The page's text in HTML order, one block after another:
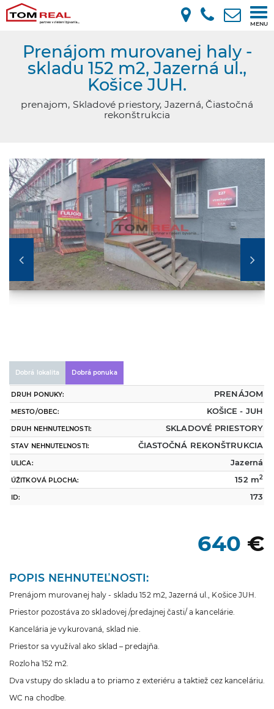
MENU
Prenájom murovanej haly -
skladu 152 m2, Jazerná ul.,
Košice JUH.
prenajom, Skladové priestory, Jazerná, Čiastočná
rekonštrukcia
Dobrá lokalita Dobrá ponuka
DRUH PONUKY: PRENÁJOM
MESTO/OBEC: KOŠICE - JUH
DRUH NEHNUTEĽNOSTI: SKLADOVÉ PRIESTORY
STAV NEHNUTEĽNOSTI: ČIASTOČNÁ REKONŠTRUKCIA
ULICA: Jazerná
ÚŽITKOVÁ PLOCHA: 152 m2
ID: 173
640 €
POPIS NEHNUTEĽNOSTI:
Prenájom murovanej haly - skladu 152 m2, Jazerná ul., Košice JUH.
Priestor pozostáva zo skladovej /predajnej časti/ a kancelárie.
Kancelária je vykurovaná, sklad nie.
Priestor sa využíval ako sklad – predajňa.
Rozloha 152 m2.
Dva vstupy do skladu a to priamo z exteriéru a taktiež cez kanceláriu.
WC na chodbe.